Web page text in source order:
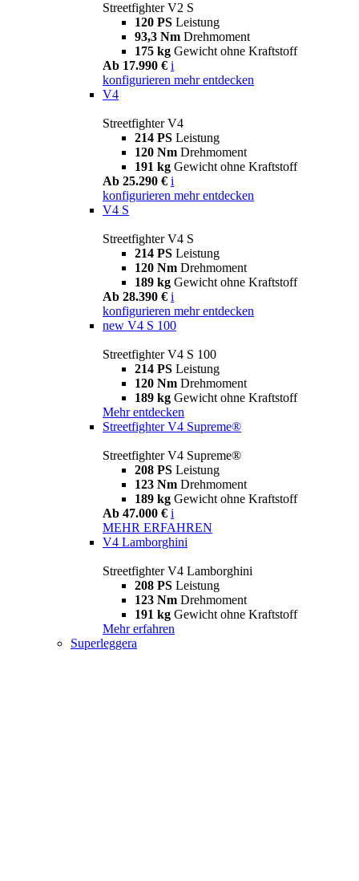
Streetfighter V2 S
120 PS Leistung
93,3 Nm Drehmoment
175 kg Gewicht ohne Kraftstoff
Ab 17.990 € i
konfigurieren mehr entdecken
V4
Streetfighter V4
214 PS Leistung
120 Nm Drehmoment
191 kg Gewicht ohne Kraftstoff
Ab 25.290 € i
konfigurieren mehr entdecken
V4 S
Streetfighter V4 S
214 PS Leistung
120 Nm Drehmoment
189 kg Gewicht ohne Kraftstoff
Ab 28.390 € i
konfigurieren mehr entdecken
new V4 S 100
Streetfighter V4 S 100
214 PS Leistung
120 Nm Drehmoment
189 kg Gewicht ohne Kraftstoff
Mehr entdecken
Streetfighter V4 Supreme®
Streetfighter V4 Supreme®
208 PS Leistung
123 Nm Drehmoment
189 kg Gewicht ohne Kraftstoff
Ab 47.000 € i
MEHR ERFAHREN
V4 Lamborghini
Streetfighter V4 Lamborghini
208 PS Leistung
123 Nm Drehmoment
191 kg Gewicht ohne Kraftstoff
Mehr erfahren
Superleggera